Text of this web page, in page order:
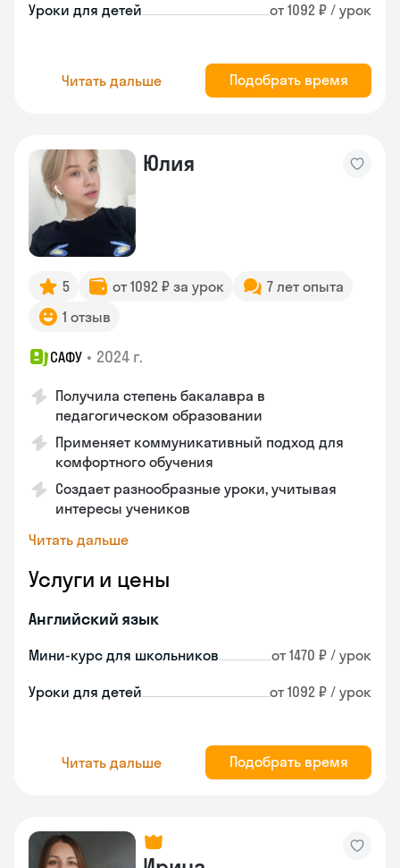
Уроки для детей от 1092 ₽ / урок
Читать дальше Подобрать время
Юлия
5 от 1092 ₽ за урок
7 лет опыта
1 отзыв
САФУ • 2024 г.
Получила степень бакалавра в
педагогическом образовании
Применяет коммуникативный подход для
комфортного обучения
Создает разнообразные уроки, учитывая
интересы учеников
Читать дальше
Услуги и цены
Английский язык
Мини-курс для школьников от 1470 ₽ / урок
Уроки для детей от 1092 ₽ / урок
Читать дальше Подобрать время